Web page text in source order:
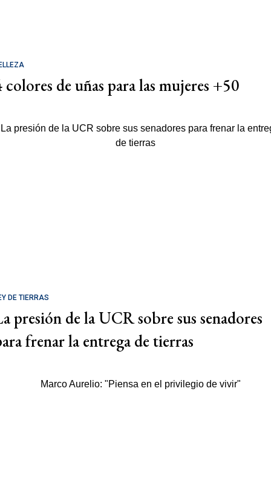
colores de uñas para las mujeres +50
DE TIERRAS
presión de la UCR sobre sus senadores
frenar la entrega de tierras